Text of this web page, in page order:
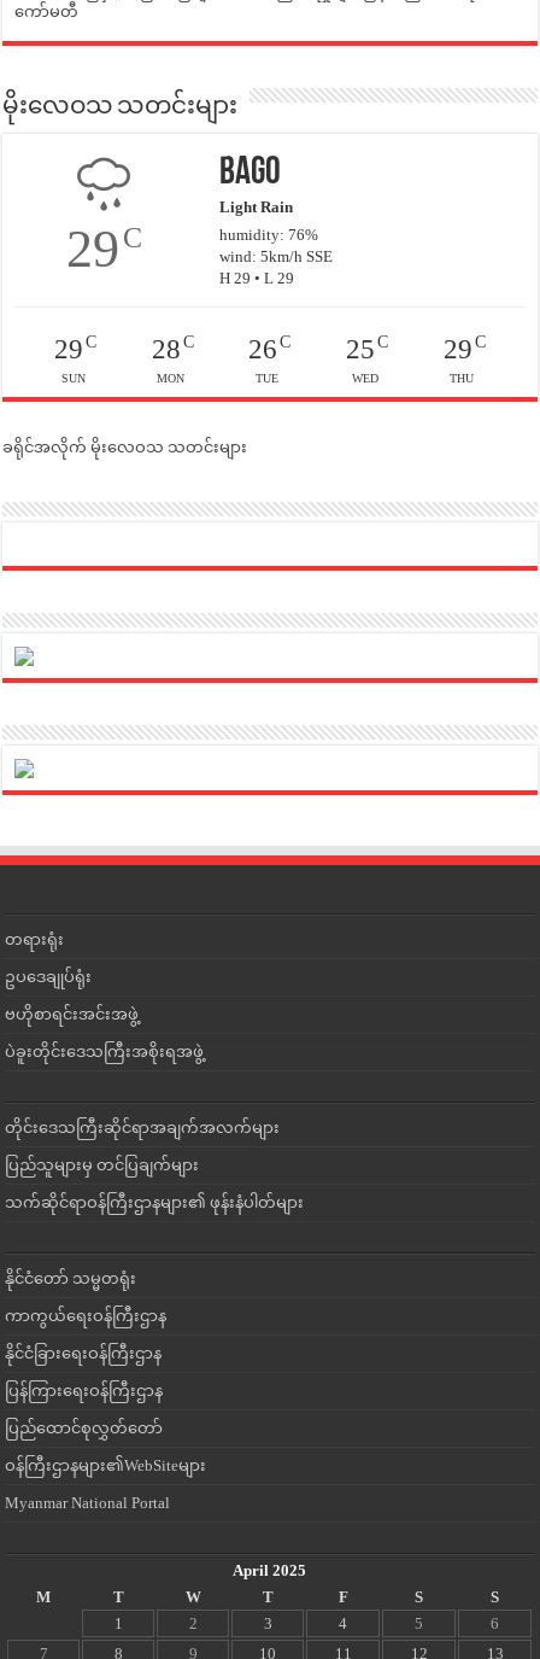
ကော်မတီ
မိုးလေဝသ သတင်းများ
29C
Bago
Light Rain
humidity: 76%
wind: 5km/h SSE
H 29 • L 29
29C
SUN
28C
MON
26 C
TUE
25C
WED
29C
THU
ခရိုင်အလိုက် မိုးလေဝသ သတင်းများ
တရားရုံး
ဥပဒေချုပ်ရုံး
ဗဟိုစာရင်းအင်းအဖွဲ့
ပဲခူးတိုင်းဒေသကြီးအစိုးရအဖွဲ့
တိုင်းဒေသကြီးဆိုင်ရာအချက်အလက်များ
ပြည်သူများမှ တင်ပြချက်များ
သက်ဆိုင်ရာဝန်ကြီးဌာနများ၏ ဖုန်းနံပါတ်များ
နိုင်ငံတော် သမ္မတရုံး
ကာကွယ်ရေးဝန်ကြီးဌာန
နိုင်ငံခြားရေးဝန်ကြီးဌာန
ပြန်ကြားရေးဝန်ကြီးဌာန
ပြည်ထောင်စုလွှတ်တော်
ဝန်ကြီးဌာနများ၏WebSiteများ
Myanmar National Portal
April 2025
M
T W T F S
S
1
2 3 4 5
6
7
8 9 10 11 12 13